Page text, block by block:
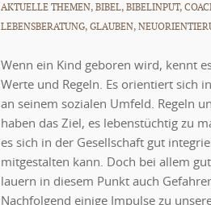
AKTUELLE THEMEN,BIBEL,BIBELINPUT,
LEBENSBERATUNG,GLAUBEN,
Wenn ein Kind geboren wird, kennt
Werte und Regeln. Es orientiert sich
an seinem sozialen Umfeld. Regeln
haben das Ziel, es lebenstüchtig zu
es sich in der Gesellschaft gut
mitgestalten kann. Doch bei allem
lauern in diesem Punkt auch
Nachfolgend einige Impulse zu